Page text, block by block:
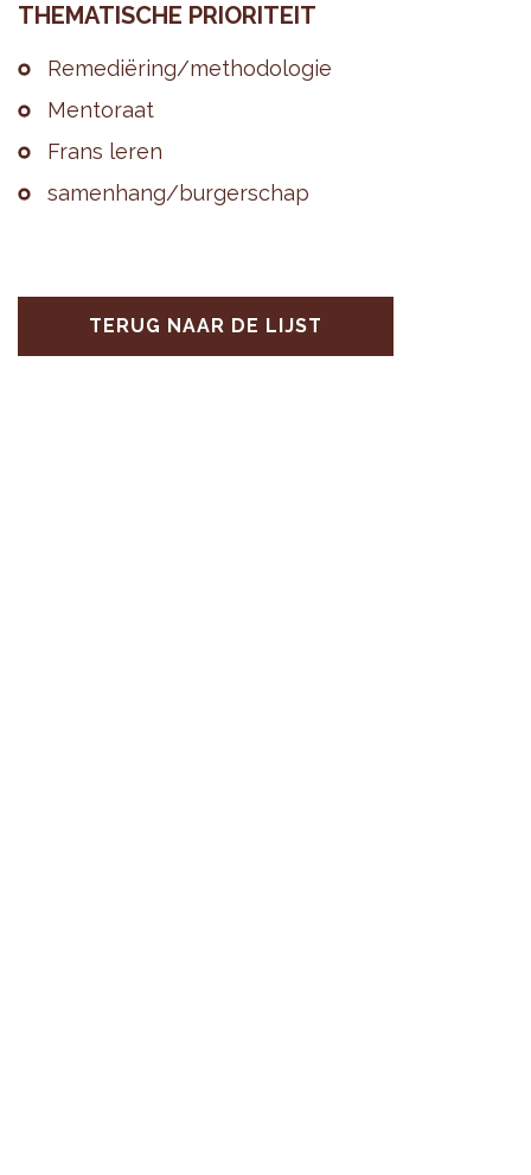
THE­MA­TI­SCHE PRI­O­RI­TEIT
Re­me­diëring/me­tho­do­lo­gie
Men­to­raat
Frans leren
sa­men­hang/bur­ger­schap
TERUG NAAR DE LIJST